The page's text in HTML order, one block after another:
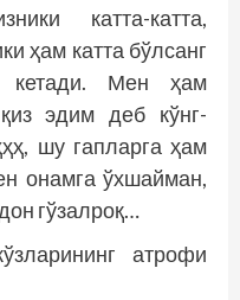
катта-катта,
ҳам катта бўлсанг
кетади. Мен ҳам
эдим деб кўнг­
шу гап­ларга ҳам
онамга ўхшайман,
гўзалроқ…
атрофи